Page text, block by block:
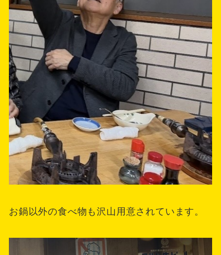
お鍋以外の食べ物も沢山用意されています。